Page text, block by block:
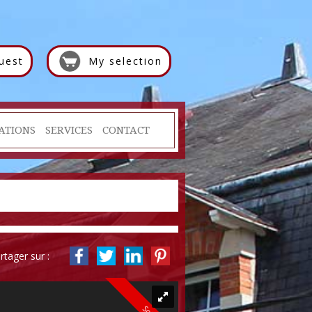
My selection
SERVICES CONTACT
sur :